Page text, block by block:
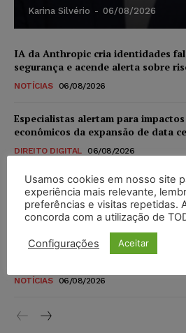
Karina Silvério - 06/08/2026
IA da Anthropic cria identidades
segurança e acende alerta sobre
NOTÍCIAS 06/08/2026
Especialistas alertam para
econômicos da expansão de data
DIREITO DIGITAL 06/08/2026
TSE reforça que sistemas das
invioláveis após assinatura digital
NOTÍCIAS 06/08/2026
STF inicia julgamento sobre
NOTÍCIAS 06/08/2026
Usamos cookies em nosso site
experiência mais relevante,
preferências e visitas repetidas.
concorda com a utilização de
Configurações Aceitar